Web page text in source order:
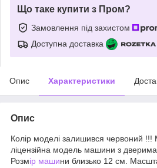
Що таке купити з Пром?
Замовлення під захистом
Доступна доставка
Опис Характеристики
Опис
Колір моделі залишився червоний !!!
ліцензійна модель машини з
Розмір машини близько 12 см.